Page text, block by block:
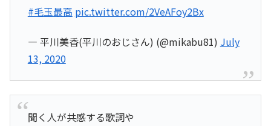
#毛玉最高 pic.twitter.com/2VeAFoy2Bx
— 平川美香(平川のおじさん) (@mikabu81) July
13, 2020
聞く人が共感する歌詞や